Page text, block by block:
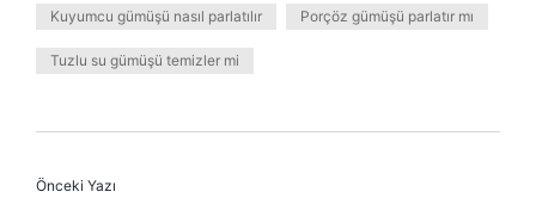
Kuyumcu gümüşü nasıl parlatılır Porçöz gümüşü parlatır mı
Tuzlu su gümüşü temizler mi
Önceki Yazı